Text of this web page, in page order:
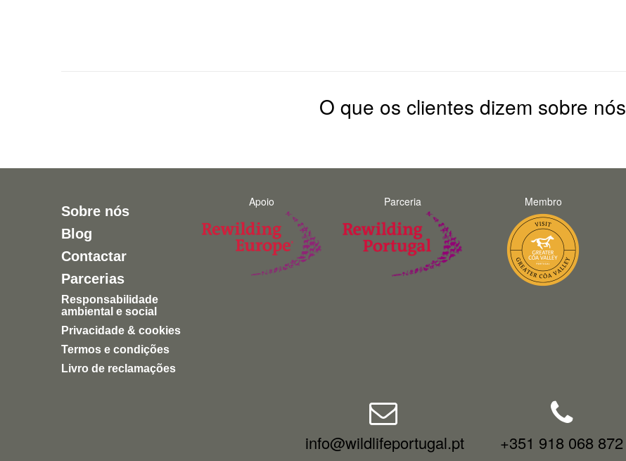
O que os clientes dizem sobre nós
Sobre nós
Blog
Contactar
Parcerias
Responsabilidade
ambiental e social
Privacidade & cookies
Termos e condições
Livro de reclamações
Apoio Parceria Membro
info@wildlifeportugal.pt +351 918 068 872